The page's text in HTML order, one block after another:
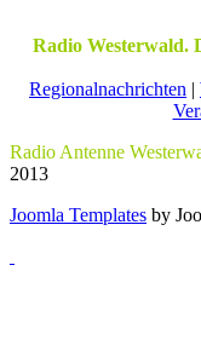
Radio Westerwald.
Regionalnachrichten |
Radio Antenne
2013
Joomla Templates by